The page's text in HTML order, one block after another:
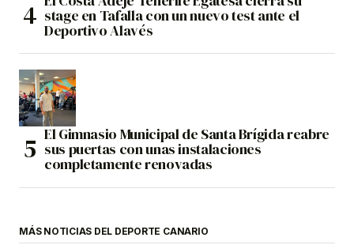
stage en Tafalla con un nuevo test ante el
Deportivo Alavés
El Gimnasio Municipal de Santa Brígida reabre
sus puertas con unas instalaciones
completamente renovadas
MÁS NOTICIAS DEL DEPORTE CANARIO